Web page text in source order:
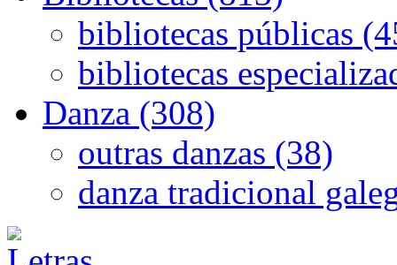
bibliotecas públicas
bibliotecas
Danza (308)
outras danzas (38)
danza tradicional